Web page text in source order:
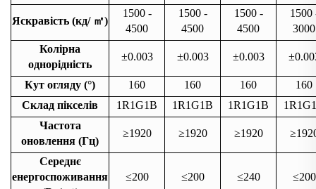
Яскравість (кд/ ㎡)
1500 -
4500
1500 -
4500
1500 -
4500
1500
3000
Колірна
однорідність
±0.003 ±0.003 ±0.003
Кут огляду (°) 160 160 160
160
Склад пікселів
1R1G1B 1R1G1B 1R1G1B
Частота
оновлення (Гц)
≥1920 ≥1920 ≥1920
Середнє
енергоспоживання
≤200 ≤200 ≤240 ≤200